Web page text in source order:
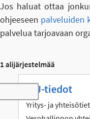
Jos haluat ottaa
ohjeeseen palveluiden
palvelua tarjoavaan
1 alijärjestelmää
Toggle navigation
YTJ-tiedot
Yritys- ja